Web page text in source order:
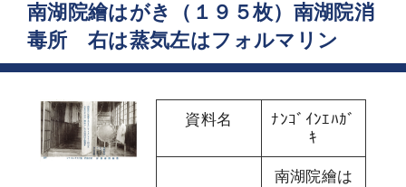
南湖院繪はがき（１９５枚）南湖院消
毒所 右は蒸気左はフォルマリン
資料名
ﾅﾝｺﾞｲﾝｴﾊｶﾞ
ｷ
南湖院繪は